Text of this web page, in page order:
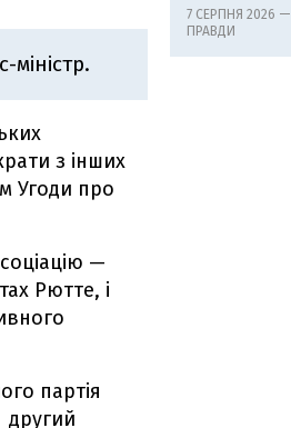
з інших
Угоди про
—
Рютте, і
партія
другий
7 СЕРПНЯ 2026 —
ПРАВДИ